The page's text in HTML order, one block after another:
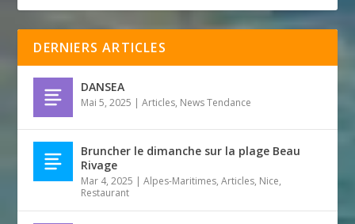
DERNIERS ARTICLES
DANSEA
Mai 5, 2025 |Articles, News Tendance
Bruncher le dimanche sur la plage Beau
Rivage
Mar 4, 2025 |Alpes-Maritimes,Articles, Nice,
Restaurant